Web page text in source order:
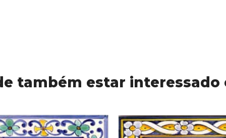
também estar interessado